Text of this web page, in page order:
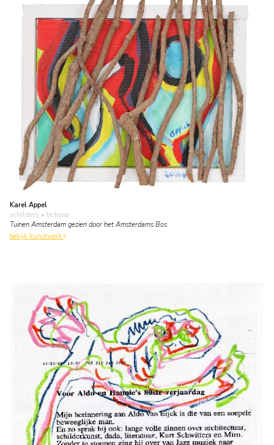
Karel Appel
schilderij • te koop
Tuinen Amsterdam gezien door het Amsterdams Bos
bekijk kunstwerk